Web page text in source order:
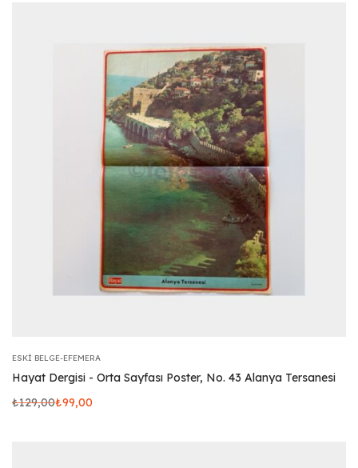
ESKI BELGE-EFEMERA
Hayat Dergisi - Orta Sayfası Poster, No. 43 Alanya Tersanesi
₺129,00₺99,00